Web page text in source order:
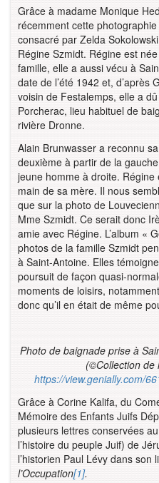
Grâce à madame Monique
récemment cette
consacré par Zelda
Régine Szmidt. Régine est
famille, elle a aussi vécu à
date de l’été 1942 et, d’après
voisin de Festalemps, elle a
Porcherac, lieu habituel de
rivière Dronne.
Alain Brunwasser a reconnu
deuxième à partir de la
jeune homme à droite.
main de sa mère. Il nous
que sur la photo de
Mme Szmidt. Ce serait donc
amie avec Régine. L’album «
photos de la famille Szmidt
à Saint-Antoine. Elles
poursuit de façon quasi-
moments de loisirs,
donc qu’il en était de même
Photo de baignade prise à
(©Collection de
https://view.genially.com/
Grâce à Corine Kalifa, du
Mémoire des Enfants Juifs
plusieurs lettres conservées
l’histoire du peuple Juif) de
l’historien Paul Lévy dans son
l’Occupation[1].